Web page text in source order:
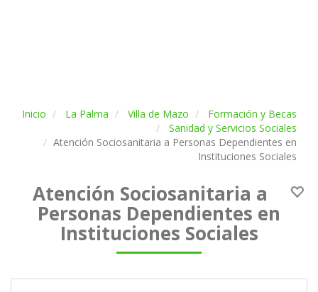
Inicio La Palma Villa de Mazo
Formación y Becas
Sanidad y Servicios Sociales
Atención Sociosanitaria a Personas Dependientes en
Instituciones Sociales
Atención Sociosanitaria a
Personas Dependientes en
Instituciones Sociales